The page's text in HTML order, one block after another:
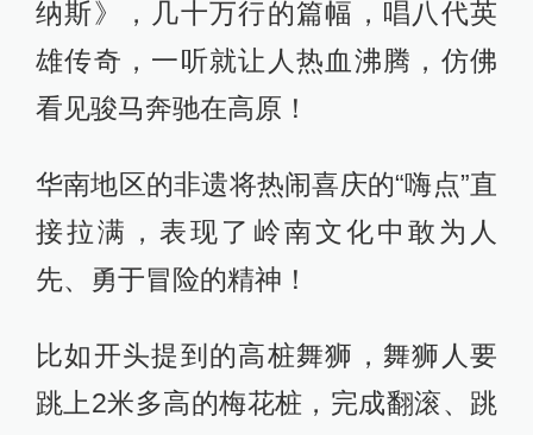
遗，还钻进了西南村寨、西北沙漠、
东北森林和岭南村落……把那些藏在
来了！
这就好比拼图，只有把不同地区的非
全貌！